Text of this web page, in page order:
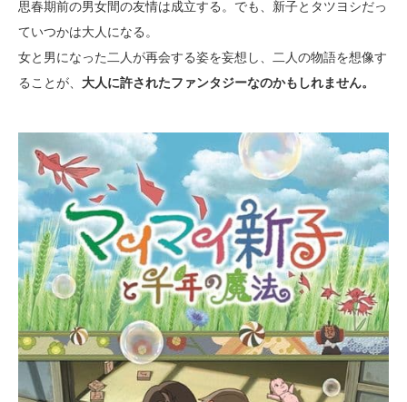
思春期前の男女間の友情は成立する。でも、新子とタツヨシだっ
ていつかは大人になる。
女と男になった二人が再会する姿を妄想し、二人の物語を想像す
ることが、 大人に許されたファンタジーなのかもしれません。